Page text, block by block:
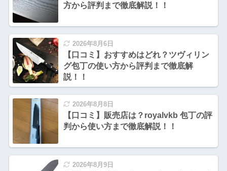
方から評判まで徹底解説！！
2026年8月6日
【口コミ】おすすめはどれ？ツヴィリン
グ包丁の使い方から評判まで徹底解
説！！
2026年8月8日
【口コミ】販売店は？royalvkb 包丁の評
判から使い方まで徹底解説！！
2026年8月9日